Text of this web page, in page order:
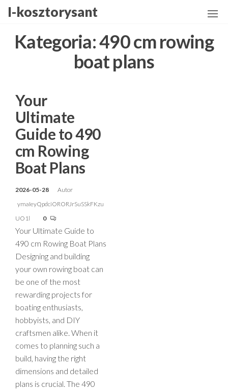
Przejdź
treści
I-kosztorysant
Kategoria:490 cm rowing
boat plans
Your
Ultimate
Guide to 490
cm Rowing
Boat Plans
2026-05-28
Autor
ymaIeyQpdciORORJrSuSSkFKzu
UO1l
0
Your Ultimate Guide to
490 cm Rowing Boat Plans
Designing and building
your own rowing boat can
be one of the most
rewarding projects for
boating enthusiasts,
hobbyists, and DIY
craftsmen alike. When it
comes to planning such a
build, having the right
dimensions and detailed
plans is crucial. The 490